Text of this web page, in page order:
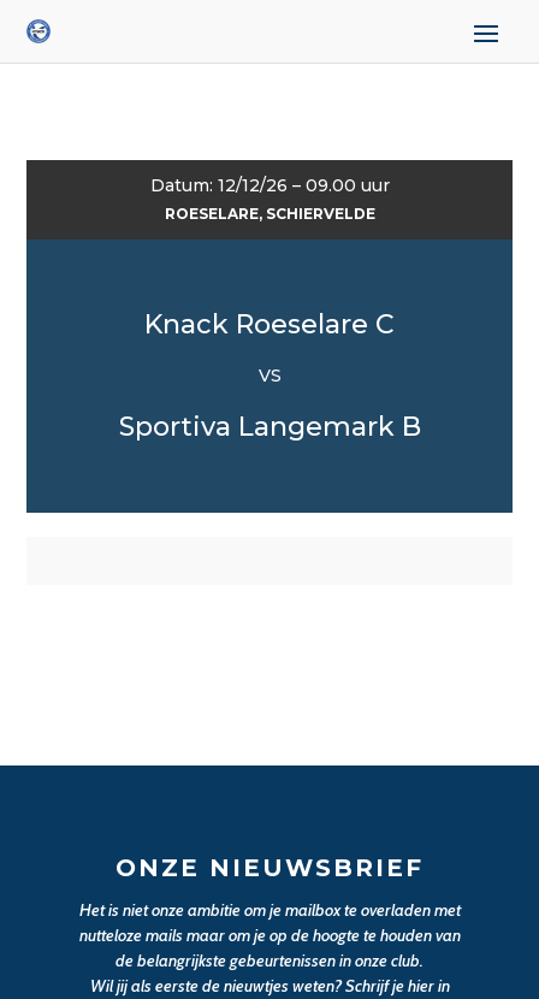
Datum: 12/12/26 – 09.00 uur
ROESELARE, SCHIERVELDE
Knack Roeselare C
VS
Sportiva Langemark B
ONZE NIEUWSBRIEF
Het is niet onze ambitie om je mailbox te overladen met
nutteloze mails maar om je op de hoogte te houden van
de belangrijkste gebeurtenissen in onze club.
Wil jij als eerste de nieuwtjes weten? Schrijf je hier in